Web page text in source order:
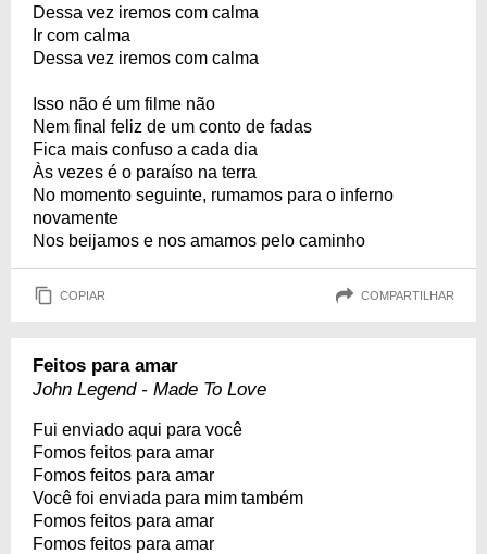
Dessa vez iremos com calma
Ir com calma
Dessa vez iremos com calma
Isso não é um filme não
Nem final feliz de um conto de fadas
Fica mais confuso a cada dia
Às vezes é o paraíso na terra
No momento seguinte, rumamos para o inferno
novamente
Nos beijamos e nos amamos pelo caminho
COPIAR COMPARTILHAR
Feitos para amar
John Legend - Made To Love
Fui enviado aqui para você
Fomos feitos para amar
Fomos feitos para amar
Você foi enviada para mim também
Fomos feitos para amar
Fomos feitos para amar